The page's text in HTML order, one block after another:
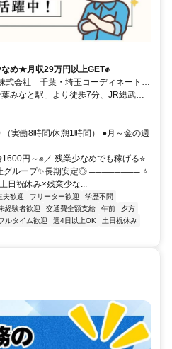
め★月収29万円以上GET✊
式会社 千葉・埼玉コーディネートセ
みなと駅」より徒歩7分、JR総武線
交通費全額支給
実働8時間/休憩1時間） ●月～金の週
円～✊／ 残業少なめでも稼げる⭐
社グループ✨長期安定◎ ════════ ⭐
日祝休み×残業少な...
夫歓迎 フリーター歓迎
学歴不問
経験者歓迎 交通費全額支給 午前
夕方
ルタイム歓迎 週4日以上OK
土日祝休み